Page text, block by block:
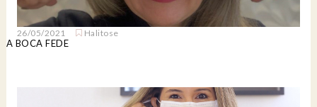
26/05/2021 Halitose
A BOCA FEDE